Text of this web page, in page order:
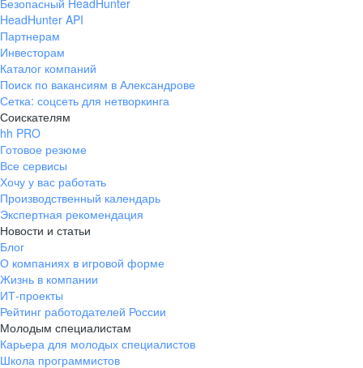
ул. Янковского, д. 169, 7 этаж,
706 каб.
+7 861 205-55-57
pr@krd.hh.ru
Владивосток
пер. Ланинский д. 4, офис 3.4
+7 423 202-33-28
pr@dv.hh.ru
Новосибирск
ул. Большевистская, д. 35,
помещение 21
+7 383 207-94-64
pr@nsk.hh.ru
Безопасный HeadHunter
HeadHunter API
Партнерам
Инвесторам
Каталог компаний
Поиск по вакансиям в Александрове
Сетка: соцсеть для нетворкинга
Соискателям
hh PRO
Готовое резюме
Все сервисы
Хочу у вас работать
Производственный календарь
Экспертная рекомендация
Новости и статьи
Блог
О компаниях в игровой форме
Жизнь в компании
ИТ-проекты
Рейтинг работодателей России
Молодым специалистам
Карьера для молодых специалистов
Школа программистов